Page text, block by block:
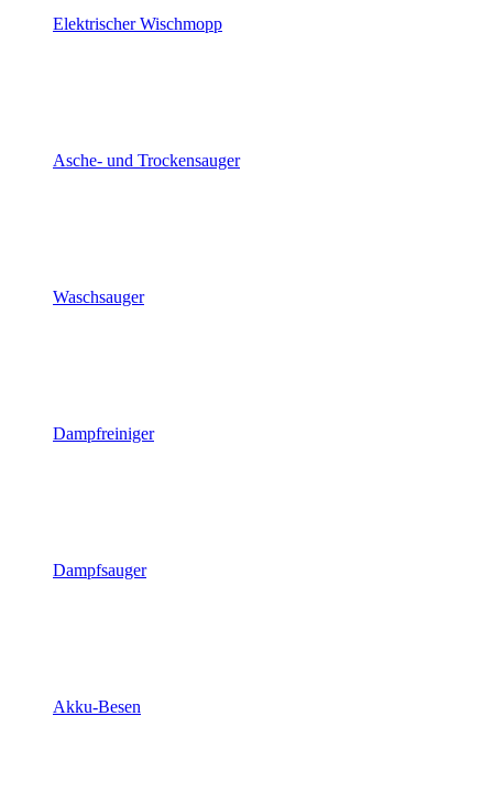
Elektrischer Wischmopp
Asche- und Trockensauger
Waschsauger
Dampfreiniger
Dampfsauger
Akku-Besen